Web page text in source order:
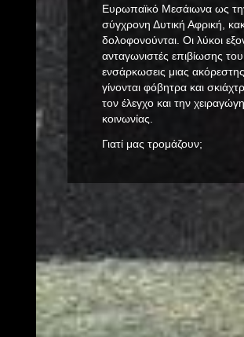
Ευρωπαϊκό Μεσάιωνα ως
σύγχρονη Δυτική Αφρική,
δολοφονούνται. Οι λύκοι
ανταγωνιστές επιβίωσης
ενσάρκωσεις μιας
γίνονται φόβητρα και
τον έλεγχο και την
κοινωνίας.
Γιατί μας τρομάζουν;